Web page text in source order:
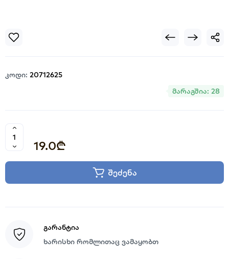
კოდი: 20712625
მარაგშია: 28
19.0₾
შეძენა
გარანტია
ხარისხი რომლითაც ვამაყობთ